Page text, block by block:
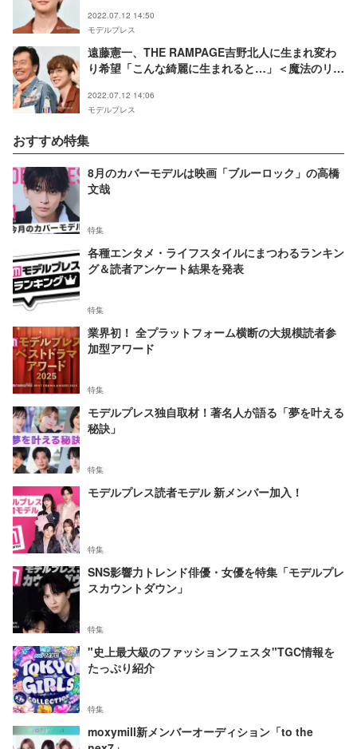
2022.07.12 14:50
モデルプレス
遠藤憲一、THE RAMPAGE吉野北人に生まれ変わ
り希望「こんな綺麗に生まれると…」＜魔法のリノ
2022.07.12 14:06
モデルプレス
おすすめ特集
8月のカバーモデルは映画「ブルーロック」の高橋
文哉
特集
各種エンタメ・ライフスタイルにまつわるランキン
グ＆読者アンケート結果を発表
特集
業界初！ 全プラットフォーム横断の大規模読者参
加型アワード
特集
モデルプレス独自取材！著名人が語る「夢を叶える
秘訣」
特集
モデルプレス読者モデル 新メンバー加入！
特集
SNS影響力トレンド俳優・女優を特集「モデルプレ
スカウントダウン」
特集
"史上最大級のファッションフェスタ"TGC情報を
たっぷり紹介
特集
moxymill新メンバーオーディション「to the